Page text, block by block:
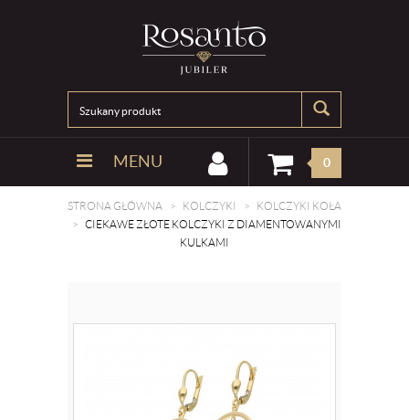
MENU 0
STRONA GŁÓWNA KOLCZYKI
KOLCZYKI KOŁA
CIEKAWE ZŁOTE KOLCZYKI Z DIAMENTOWANYMI
KULKAMI